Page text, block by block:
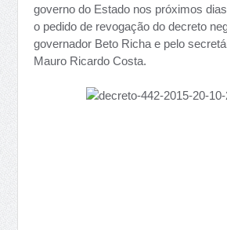
governo do Estado nos próximos
o pedido de revogação do decreto
governador Beto Richa e pelo
Mauro Ricardo Costa.